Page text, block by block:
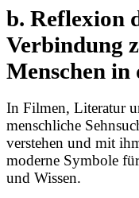
b. Reflexion
Verbindung
Menschen
In Filmen, Literatur
menschliche
verstehen und mit
moderne Symbole
und Wissen.